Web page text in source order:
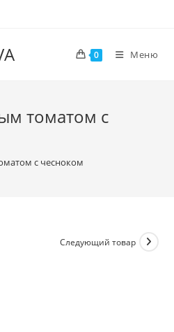
0 Меню
томатом с
с чесноком
Следующий товар